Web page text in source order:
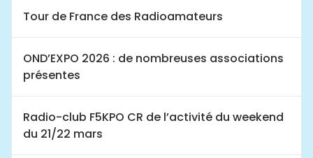
Tour de France des Radioamateurs
OND’EXPO 2026 : de nombreuses associations
présentes
Radio-club F5KPO CR de l’activité du weekend
du 21/22 mars